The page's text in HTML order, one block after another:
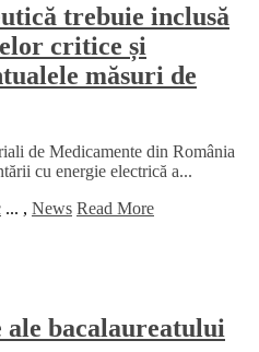
trebuie inclusă
critice și
măsuri de
de Medicamente din România
cu energie electrică a...
... , News Read More
ale bacalaureatului